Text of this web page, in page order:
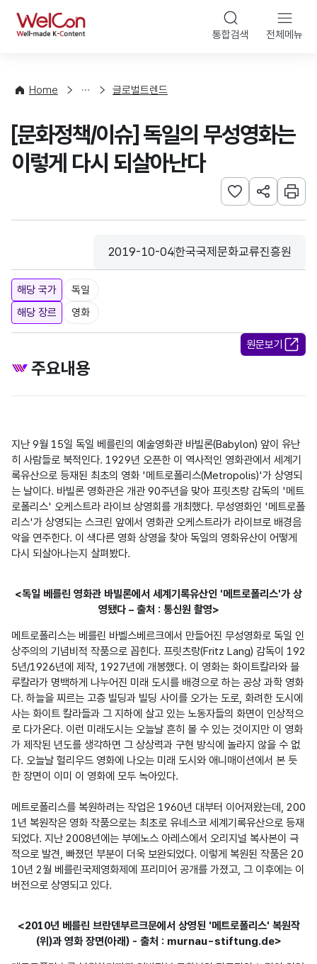
WelCon 통합검색 전체메뉴
Home
향
계
글로벌트렌드
[문화정책/이슈] 독일의 무성영화는
이렇게 다시 되살아난다
관심사 등록하기
URL 공유하
인쇄
등록일
2019-10-04
수집기관
한국국제문화교류진흥원
해당 국가
독일
해당 장르
영화
원문보기
주요내용
지난 9월 15일 독일 베를린의 예술영화관 바빌론(Babylon) 앞이 유난
히 사람들로 북적인다. 1929년 오픈한 이 역사적인 영화관에서 세계기
록유산으로 등재된 최초의 영화 '메트로폴리스(Metropolis)'가 상영되
는 날이다. 바빌론 영화관은 개관 90주년을 맞아 프릿츠랑 감독의 '메트
로폴리스' 오케스트라 라이브 상영회를 개최했다. 무성영화인 '메트로폴
리스'가 상영되는 스크린 앞에서 영화관 오케스트라가 라이브로 배경음
악을 연주한다. 이 색다른 영화 상영을 찾아 독일의 영화유산이 어떻게
다시 되살아나는지 살펴봤다.
<독일 베를린 영화관 바빌론에서 세계기록유산인 '메트로폴리스'가 상
영됐다 – 출처 : 통신원 촬영>
메트로폴리스는 베를린 바벨스베르크에서 만들어진 무성영화로 독일 인
상주의의 기념비적 작품으로 꼽힌다. 프릿츠랑(Fritz Lang) 감독이 192
5년/1926년에 제작, 1927년에 개봉했다. 이 영화는 화이트칼라와 블
루칼라가 명백하게 나누어진 미래 도시를 배경으로 하는 공상 과학 영화
다. 하늘을 찌르는 고층 빌딩과 빌딩 사이를 오가는 도로, 화려한 도시에
사는 화이트 칼라들과 그 지하에 살고 있는 노동자들의 화면이 인상적으
로 다가온다. 이런 미래도시는 오늘날 흔히 볼 수 있는 것이지만 이 영화
가 제작된 년도를 생각하면 그 상상력과 구현 방식에 놀라지 않을 수 없
다. 오늘날 헐리우드 영화에 나오는 미래 도시와 애니매이션에서 본 듯
한 장면이 이미 이 영화에 모두 녹아있다.
메트로폴리스를 복원하려는 작업은 1960년 대부터 이어져왔는데, 200
1년 복원작은 영화 작품으로는 최초로 유네스코 세계기록유산으로 등재
되었다. 지난 2008년에는 부에노스 아레스에서 오리지널 복사본이 극
적으로 발견, 빠졌던 부분이 더욱 보완되었다. 이렇게 복원된 작품은 20
10년 2월 베를린국제영화제에 프리미어 공개를 가졌고, 그 이후에는 이
버전으로 상영되고 있다.
<2010년 베를린 브란덴부르크문에서 상영된 '메트로폴리스' 복원작
(위)과 영화 장면(아래) - 출처 : murnau-stiftung.de>